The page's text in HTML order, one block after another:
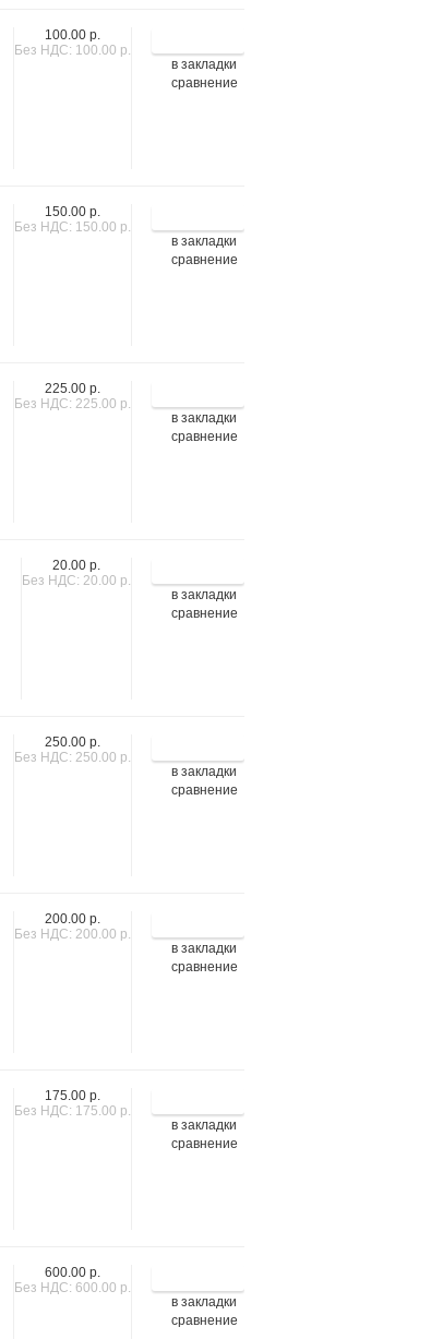
в закладки
сравнение
100.00 р.
Без НДС: 100.00 р.
в закладки
сравнение
150.00 р.
Без НДС: 150.00 р.
в закладки
сравнение
225.00 р.
Без НДС: 225.00 р.
в закладки
сравнение
20.00 р.
Без НДС: 20.00 р.
в закладки
сравнение
250.00 р.
Без НДС: 250.00 р.
в закладки
сравнение
200.00 р.
Без НДС: 200.00 р.
в закладки
сравнение
175.00 р.
Без НДС: 175.00 р.
в закладки
сравнение
600.00 р.
Без НДС: 600.00 р.